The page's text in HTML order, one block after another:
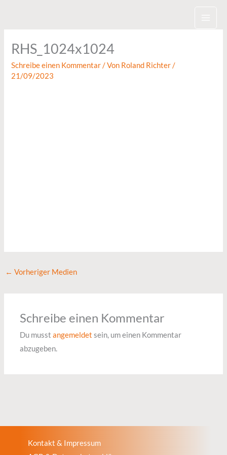
RHS_1024x1024
Schreibe einen Kommentar / Von Roland Richter/
21/09/2023
← Vorheriger Medien
Schreibe einen Kommentar
Du musstangemeldet sein, um einen Kommentar
abzugeben.
Kontakt & Impressum